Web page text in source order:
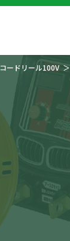
コードリール100V